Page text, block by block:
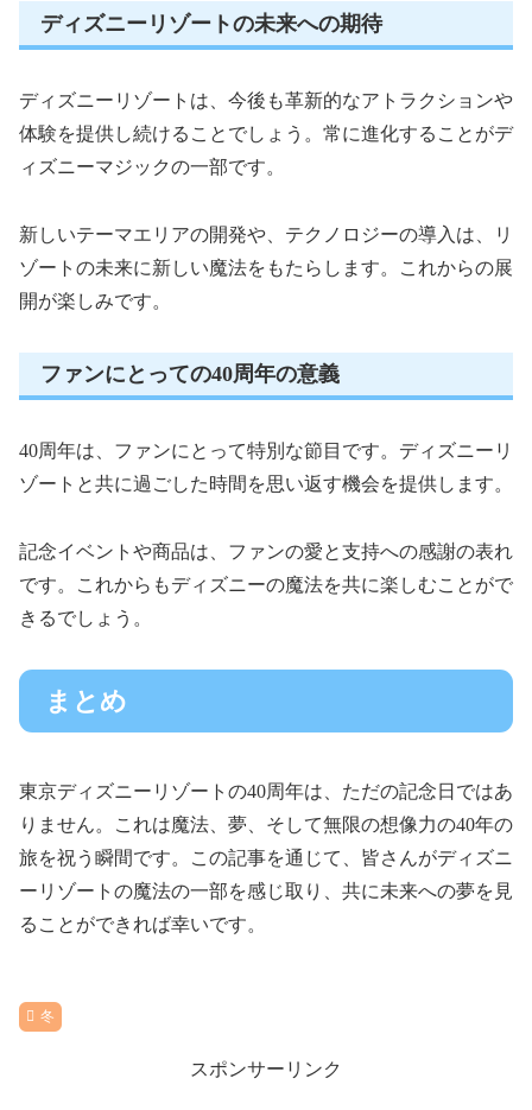
ディズニーリゾートの未来への期待
ディズニーリゾートは、今後も革新的なアトラクションや
体験を提供し続けることでしょう。常に進化することがデ
ィズニーマジックの一部です。
新しいテーマエリアの開発や、テクノロジーの導入は、リ
ゾートの未来に新しい魔法をもたらします。これからの展
開が楽しみです。
ファンにとっての40周年の意義
40周年は、ファンにとって特別な節目です。ディズニーリ
ゾートと共に過ごした時間を思い返す機会を提供します。
記念イベントや商品は、ファンの愛と支持への感謝の表れ
です。これからもディズニーの魔法を共に楽しむことがで
きるでしょう。
まとめ
東京ディズニーリゾートの40周年は、ただの記念日ではあ
りません。これは魔法、夢、そして無限の想像力の40年の
旅を祝う瞬間です。この記事を通じて、皆さんがディズニ
ーリゾートの魔法の一部を感じ取り、共に未来への夢を見
ることができれば幸いです。
冬
スポンサーリンク